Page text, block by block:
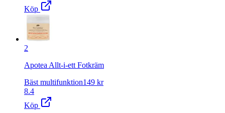
Köp
2
Apotea Allt-i-ett Fotkräm
Bäst multifunktion149 kr
8.4
Köp